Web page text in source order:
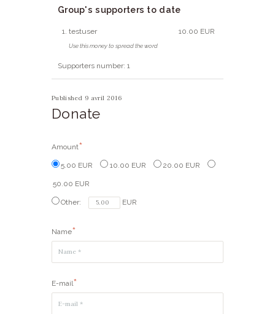
Group's supporters to date
testuser 10.00 EUR
Use this money to spread the word
Supporters number: 1
Published 9 avril 2016
Donate
Amount
5.00 EUR 10.00 EUR 20.00 EUR
50.00 EUR
Other: EUR
Name
E-mail